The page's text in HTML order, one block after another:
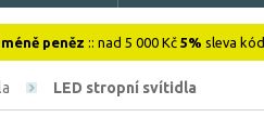
peněz :: nad 5 000 Kč 5% sleva kód
LED stropní svítidla